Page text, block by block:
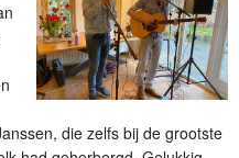
die zelfs bij de grootste